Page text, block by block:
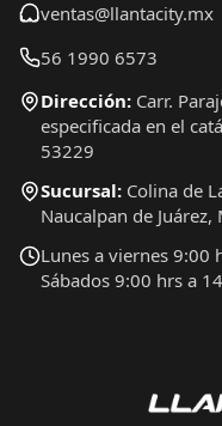
ventas@llantacity.mx
56 1990 6573
Dirección: Carr.
especificada en el
53229
Sucursal: Colina de
Naucalpan de Juárez,
Lunes a viernes 9:00
Sábados 9:00 hrs a